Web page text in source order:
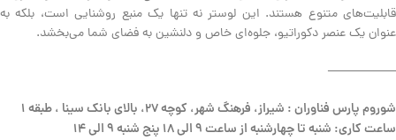
قابلیت‌های متنوع هستند. این لوستر نه تنها یک منبع روشنایی است، بلکه به
عنوان یک عنصر دکوراتیو، جلوه‌ای خاص و دلنشین به فضای شما می‌بخشد.
—————–
شوروم پارس فناوران : شیراز، فرهنگ شهر، کوچه 27، بالای بانک سینا ، طبقه 1
ساعت کاری: شنبه تا چهارشنبه از ساعت 9 الی 18 پنج شنبه 9 الی 14